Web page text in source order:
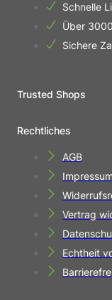
Schnelle
Über
Sichere
Trusted Shops
Rechtliches
AGB
Impressum
Vertrag
Echtheit